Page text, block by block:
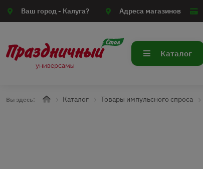
Ваш город - Калуга? Адреса магазинов
Каталог
Вы здесь: Каталог Товары импульсного спроса